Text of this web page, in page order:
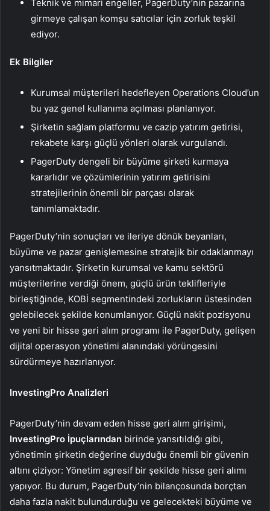
Teknik ve mimari engeller, PagerDuty’nin pazarına
girmeye çalışan komşu satıcılar için zorluk teşkil
ediyor.
Ek Bilgiler
Kurumsal müşterileri hedefleyen Operations Cloud’un
bu yaz genel kullanıma açılması planlanıyor.
Şirketin sağlam platformu ve cazip yatırım getirisi,
rekabete karşı güçlü yönleri olarak vurgulandı.
PagerDuty dengeli bir büyüme şirketi kurmaya
kararlıdır ve çözümlerinin yatırım getirisini
stratejilerinin önemli bir parçası olarak
tanımlamaktadır.
PagerDuty’nin sonuçları ve ileriye dönük beyanları,
büyüme ve pazar genişlemesine stratejik bir odaklanmayı
yansıtmaktadır. Şirketin kurumsal ve kamu sektörü
müşterilerine verdiği önem, güçlü ürün teklifleriyle
birleştiğinde, KOBİ segmentindeki zorlukların üstesinden
gelebilecek şekilde konumlanıyor. Güçlü nakit pozisyonu
ve yeni bir hisse geri alım programı ile PagerDuty, gelişen
dijital operasyon yönetimi alanındaki yörüngesini
sürdürmeye hazırlanıyor.
InvestingPro Analizleri
PagerDuty’nin devam eden hisse geri alım girişimi,
InvestingPro İpuçlarından birinde yansıtıldığı gibi,
yönetimin şirketin değerine duyduğu önemli bir güvenin
altını çiziyor: Yönetim agresif bir şekilde hisse geri alımı
yapıyor. Bu durum, PagerDuty’nin bilançosunda borçtan
daha fazla nakit bulundurduğu ve gelecekteki büyüme ve